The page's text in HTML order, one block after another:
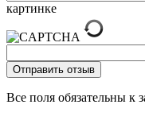
картинке
Все поля обязательны к